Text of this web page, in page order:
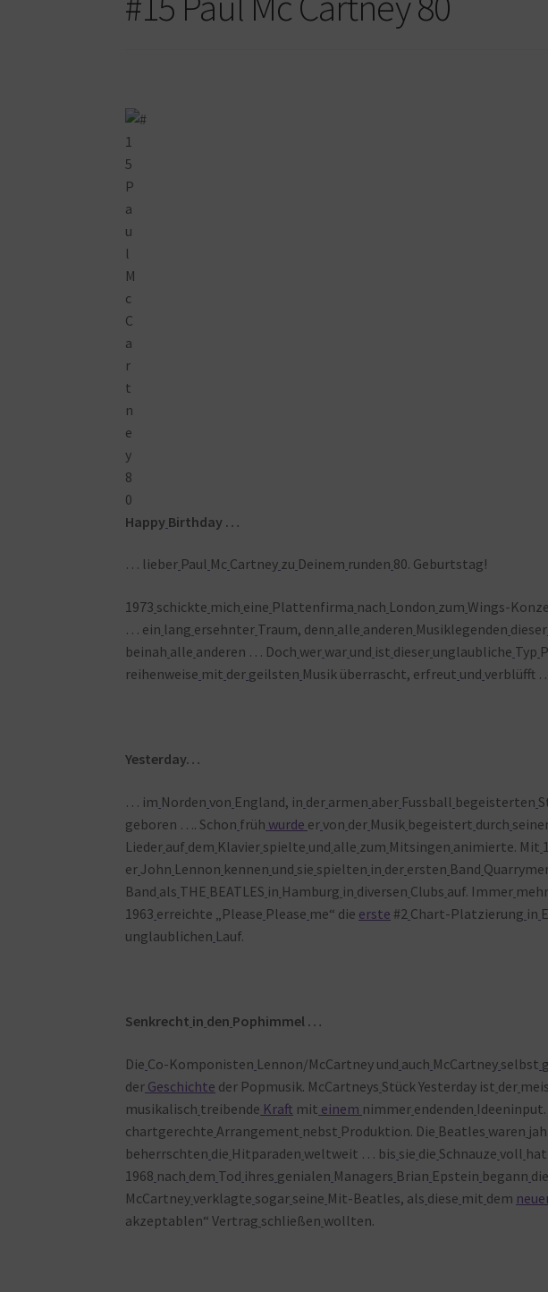
Happy Birthday …
… lieber Paul Mc Cartney zu Deinem runden 80. Geburtstag!
1973 schickte mich eine Plattenfirma nach London zum Wings-
… ein lang ersehnter Traum, denn alle anderen Musiklegenden dieser
beinah alle anderen … Doch wer war und ist dieser unglaubliche Typ
reihenweise mit der geilsten Musik überrascht, erfreut und verblüfft
Yesterday…
… im Norden von England, in der armen aber Fussball begeisterten
geboren …. Schon früh wurde ervon der Musik begeistert durch
Lieder auf dem Klavier spielte und alle zum Mitsingen animierte. Mit
er John Lennon kennen und sie spielten in der ersten Band
Band als THE BEATLES in Hamburg in diversen Clubs auf. Immer mehr
1963 erreichte „Please Please me“ die erste #2 Chart-Platzierung in
unglaublichen Lauf.
Senkrecht in den Pophimmel …
Die Co-Komponisten Lennon/McCartney und auch McCartney selbst
der Geschichte der Popmusik. McCartneys Stück Yesterday ist der
musikalisch treibende Kraft mit einem nimmer endenden
chartgerechte Arrangement nebst Produktion. Die Beatles waren
beherrschten die Hitparaden weltweit … bis sie die Schnauze voll
1968 nach dem Tod ihres genialen Managers Brian Epstein begann die
McCartneyverklagte sogar seine Mit-Beatles, als diese mit dem
akzeptablen“ Vertrag schließen wollten.